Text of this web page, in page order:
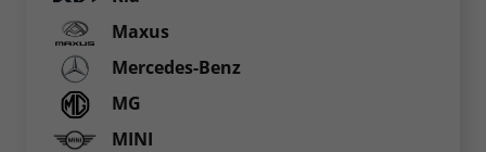
Maxus
Mercedes-Benz
MG
MINI